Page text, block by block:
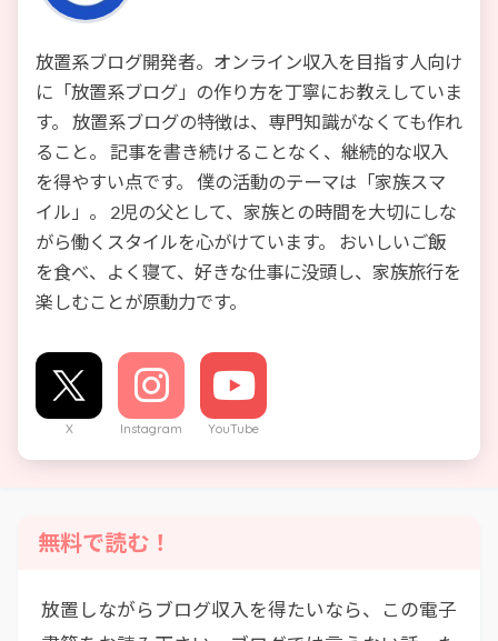
放置系ブログ開発者。オンライン収入を目指す人向け
に「放置系ブログ」の作り方を丁寧にお教えしていま
す。 放置系ブログの特徴は、専門知識がなくても作れ
ること。 記事を書き続けることなく、継続的な収入
を得やすい点です。 僕の活動のテーマは「家族スマ
イル」。 2児の父として、家族との時間を大切にしな
がら働くスタイルを心がけています。 おいしいご飯
を食べ、よく寝て、好きな仕事に没頭し、家族旅行を
楽しむことが原動力です。
X Instagram YouTube
無料で読む！
放置しながらブログ収入を得たいなら、この電子